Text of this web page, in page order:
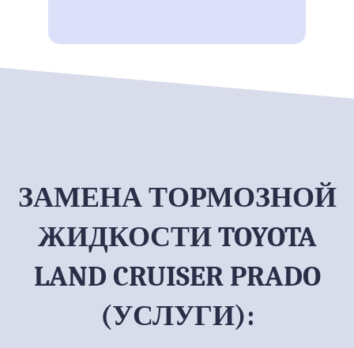
ЗАМЕНА ТОРМОЗНОЙ
ЖИДКОСТИ TOYOTA
LAND CRUISER PRADO
(УСЛУГИ):